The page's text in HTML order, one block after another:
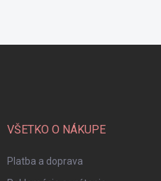
VŠETKO O NÁKUPE
Platba a doprava